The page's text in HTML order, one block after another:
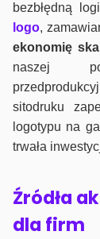
bezbłędną
logo,
ekonomię
naszej
sitodruku
logotypu na
trwała
Źródła
dla firm